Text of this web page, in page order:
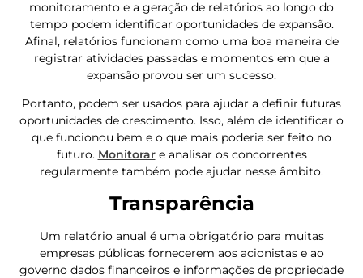
monitoramento e a geração de relatórios ao longo do
tempo podem identificar oportunidades de expansão.
Afinal, relatórios funcionam como uma boa maneira de
registrar atividades passadas e momentos em que a
expansão provou ser um sucesso.
Portanto, podem ser usados ​​para ajudar a definir futuras
oportunidades de crescimento. Isso, além de identificar o
que funcionou bem e o que mais poderia ser feito no
futuro. Monitorare analisar os concorrentes
regularmente também pode ajudar nesse âmbito.
Transparência
Um relatório anual é uma obrigatório para muitas
empresas públicas fornecerem aos acionistas e ao
governo dados financeiros e informações de propriedade